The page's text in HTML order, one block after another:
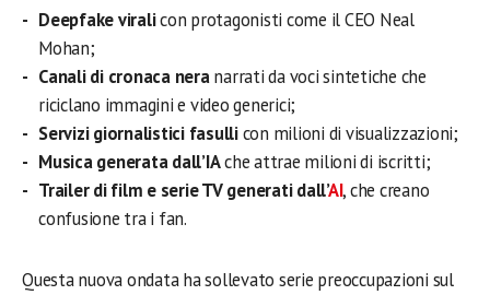
Deepfake viralicon protagonisti come il CEO Neal
Mohan;
Canali di cronaca neranarrati da voci sintetiche che
riciclano immagini e video generici;
Servizi giornalistici fasullicon milioni di visualizzazioni;
Musica generata dall’IAche attrae milioni di iscritti;
Trailer di film e serie TV generati dall’AI, che creano
confusione tra i fan.
Questa nuova ondata ha sollevato serie preoccupazioni sul